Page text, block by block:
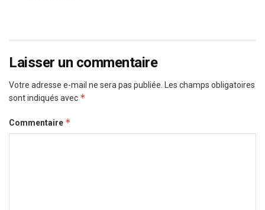
Laisser un commentaire
Votre adresse e-mail ne sera pas publiée. Les champs obligatoires
sont indiqués avec *
Commentaire *